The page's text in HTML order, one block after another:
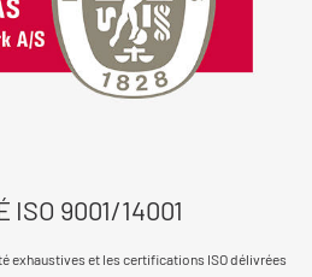
ISO 9001/14001
exhaustives et les certifications ISO délivrées